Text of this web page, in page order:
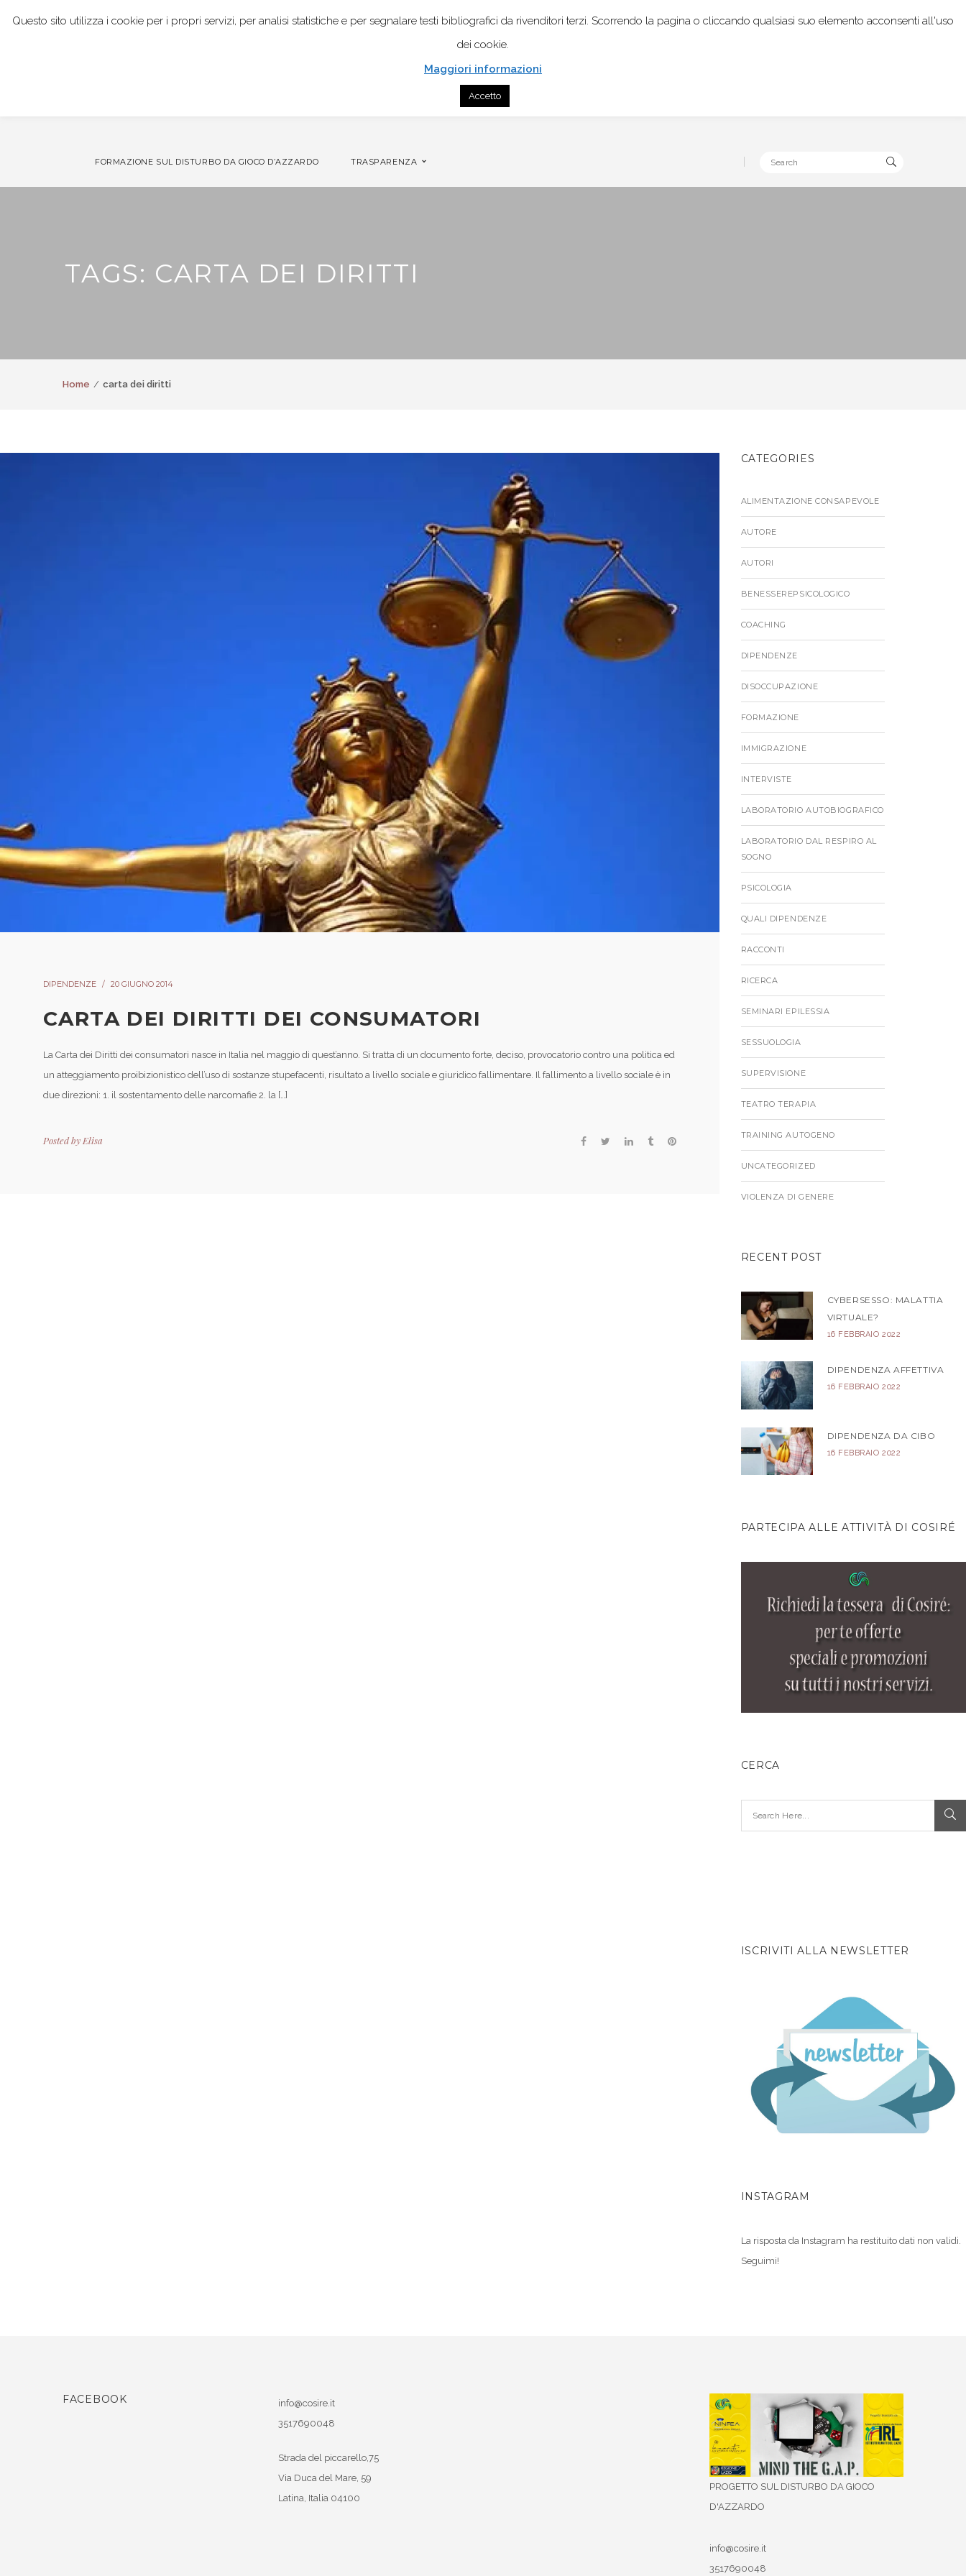
FORMAZIONE SUL DISTURBO DA GIOCO D’AZZARDO TRASPARENZA
TAGS: CARTA DEI DIRITTI
Home carta dei diritti
DIPENDENZE 20 GIUGNO 2014
CARTA DEI DIRITTI DEI CONSUMATORI
La Carta dei Diritti dei consumatori nasce in Italia nel maggio di quest’anno. Si tratta di un documento forte, deciso, provocatorio contro una politica ed
un atteggiamento proibizionistico dell’uso di sostanze stupefacenti, risultato a livello sociale e giuridico fallimentare. Il fallimento a livello sociale è in
due direzioni: 1. il sostentamento delle narcomafie 2. la […]
Posted by Elisa
CATEGORIES
ALIMENTAZIONE CONSAPEVOLE
AUTORE
AUTORI
BENESSEREPSICOLOGICO
COACHING
DIPENDENZE
DISOCCUPAZIONE
FORMAZIONE
IMMIGRAZIONE
INTERVISTE
LABORATORIO AUTOBIOGRAFICO
LABORATORIO DAL RESPIRO AL
SOGNO
PSICOLOGIA
QUALI DIPENDENZE
RACCONTI
RICERCA
SEMINARI EPILESSIA
SESSUOLOGIA
SUPERVISIONE
TEATRO TERAPIA
TRAINING AUTOGENO
UNCATEGORIZED
VIOLENZA DI GENERE
RECENT POST
CYBERSESSO: MALATTIA
VIRTUALE?
16 FEBBRAIO 2022
DIPENDENZA AFFETTIVA
16 FEBBRAIO 2022
DIPENDENZA DA CIBO
16 FEBBRAIO 2022
PARTECIPA ALLE ATTIVITÀ DI COSIRÉ
CERCA
ISCRIVITI ALLA NEWSLETTER
INSTAGRAM
La risposta da Instagram ha restituito dati non validi.
Seguimi!
FACEBOOK
info@cosire.it
3517690048
Strada del piccarello,75
Via Duca del Mare, 59
Latina, Italia 04100
PROGETTO SUL DISTURBO DA GIOCO
D'AZZARDO
info@cosire.it
3517690048
Questo sito utilizza i cookie per i propri servizi, per analisi statistiche e per segnalare testi bibliografici da rivenditori terzi. Scorrendo la pagina o cliccando qualsiasi suo elemento acconsenti all'uso
dei cookie.
Maggiori informazioni
Accetto